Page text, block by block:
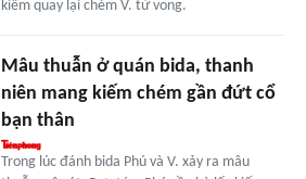
kiếm quay lại chém V. tử vong.
Mâu thuẫn ở quán bida, thanh
niên mang kiếm chém gần đứt cổ
bạn thân
Trong lúc đánh bida Phú và V. xảy ra mâu